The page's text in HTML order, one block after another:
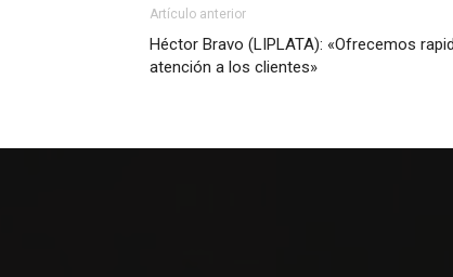
Artículo anterior
Héctor Bravo (LIPLATA): «Ofrecemos
atención a los clientes»